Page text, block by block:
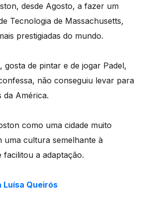
desde Agosto, a fazer um
Tecnologia de Massachusetts,
prestigiadas do mundo.
gosta de pintar e de jogar Padel,
não conseguiu levar para
da América.
como uma cidade muito
uma cultura semelhante à
a adaptação.
Luísa Queirós